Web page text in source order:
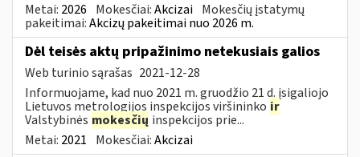
Metai: 2026 Mokesčiai:Akcizai Mokesčių įstatymų
pakeitimai:Akcizų pakeitimai nuo 2026 m.
Dėl teisės aktų pripažinimo netekusiais galios
Web turinio sąrašas 2021-12-28
Informuojame, kad nuo 2021 m. gruodžio 21 d. įsigaliojo
Lietuvos metrologijos inspekcijos viršininko ir
Valstybinės mokesčių inspekcijos prie...
Metai: 2021 Mokesčiai:Akcizai